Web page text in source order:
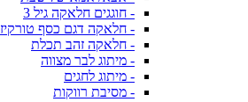
- חוגגים חלאקה גיל 3
- חלאקה דגם כסף טורקיז
- חלאקה זהב תכלת
- מיתוג לבר מצווה
- מיתוג לחגים
- מסיבת רווקות